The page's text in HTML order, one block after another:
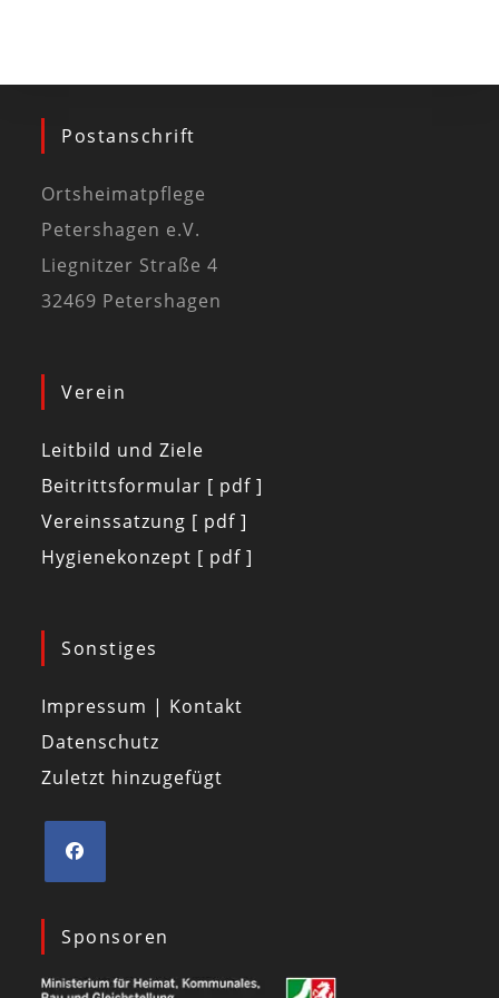
Postanschrift
Ortsheimatpflege
Petershagen e.V.
Liegnitzer Straße 4
32469 Petershagen
Verein
Leitbild und Ziele
Beitrittsformular [ pdf ]
Vereinssatzung [ pdf ]
Hygienekonzept [ pdf ]
Sonstiges
Impressum | Kontakt
Datenschutz
Zuletzt hinzugefügt
Sponsoren